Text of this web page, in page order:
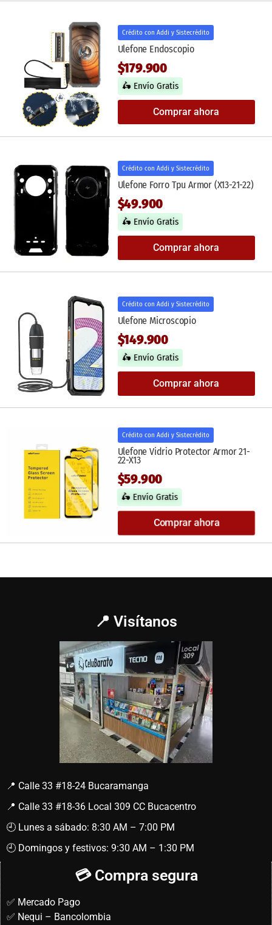
Crédito con Addi y Sistecrédito
Ulefone Endoscopio
$179.900
🛵 Envío Gratis
Comprar ahora
Crédito con Addi y Sistecrédito
Ulefone Forro Tpu Armor (X13-21-22)
$49.900
🛵 Envío Gratis
Comprar ahora
Crédito con Addi y Sistecrédito
Ulefone Microscopio
$149.900
🛵 Envío Gratis
Comprar ahora
Crédito con Addi y Sistecrédito
Ulefone Vidrio Protector Armor 21-
22-X13
$59.900
🛵 Envío Gratis
Comprar ahora
📍 Visítanos
📍 Calle 33 #18-24 Bucaramanga
📍 Calle 33 #18-36 Local 309 CC Bucacentro
🕘 Lunes a sábado: 8:30 AM – 7:00 PM
🕘 Domingos y festivos: 9:30 AM – 1:30 PM
💳 Compra segura
✅ Mercado Pago
✅ Nequi – Bancolombia